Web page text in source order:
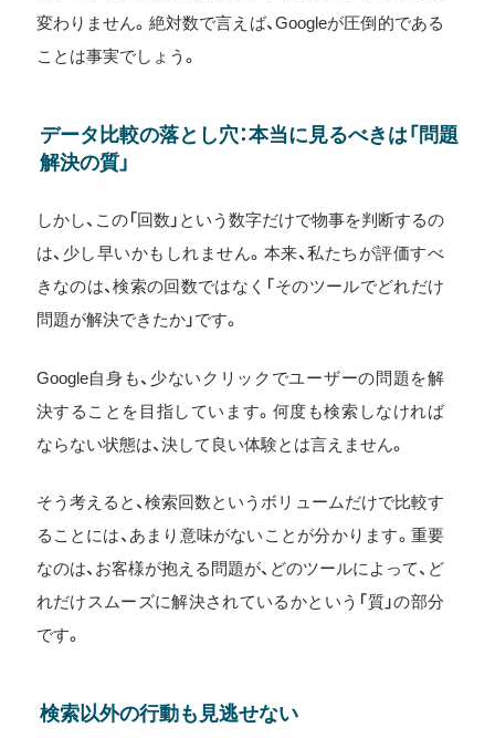
変わりません。絶対数で言えば、Googleが圧倒的である
ことは事実でしょう。
データ比較の落とし穴：本当に見るべきは「問題
解決の質」
しかし、この「回数」という数字だけで物事を判断するの
は、少し早いかもしれません。本来、私たちが評価すべ
きなのは、検索の回数ではなく「そのツールでどれだけ
問題が解決できたか」です。
Google自身も、少ないクリックでユーザーの問題を解
決することを目指しています。何度も検索しなければ
ならない状態は、決して良い体験とは言えません。
そう考えると、検索回数というボリュームだけで比較す
ることには、あまり意味がないことが分かります。重要
なのは、お客様が抱える問題が、どのツールによって、ど
れだけスムーズに解決されているかという「質」の部分
です。
検索以外の行動も見逃せない